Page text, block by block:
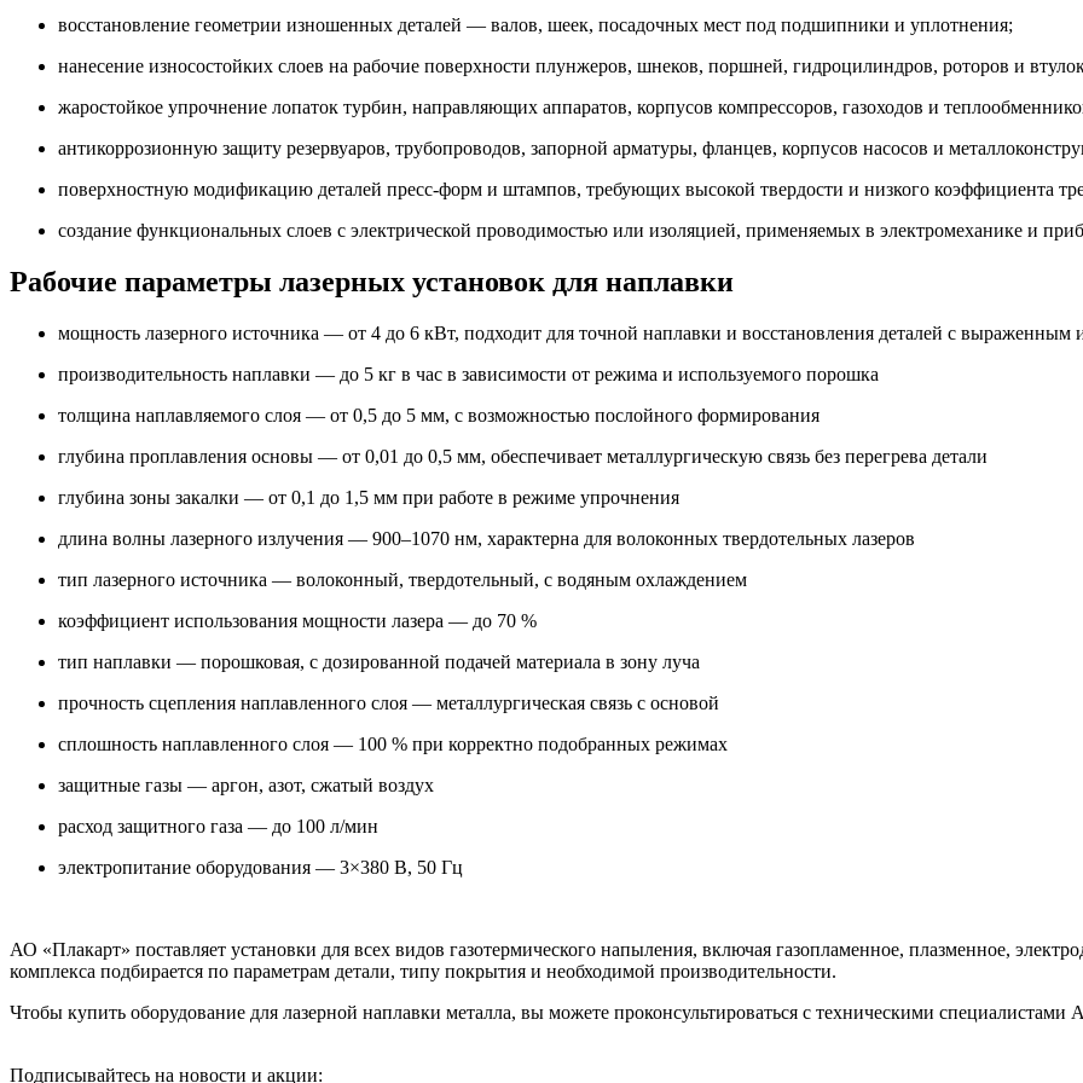
восстановление геометрии изношенных деталей — валов, шеек, посадочных мест под подшипники и уплотнения;
нанесение износостойких слоев на рабочие поверхности плунжеров, шнеков, поршней, гидроцилиндров, роторов и
жаростойкое упрочнение лопаток турбин, направляющих аппаратов, корпусов компрессоров, газоходов и
антикоррозионную защиту резервуаров, трубопроводов, запорной арматуры, фланцев, корпусов насосов и
поверхностную модификацию деталей пресс-форм и штампов, требующих высокой твердости и низкого коэффициента
создание функциональных слоев с электрической проводимостью или изоляцией, применяемых в электромеханике и
Рабочие параметры лазерных установок для наплавки
мощность лазерного источника — от 4 до 6 кВт, подходит для точной наплавки и восстановления деталей с выраженным
производительность наплавки — до 5 кг в час в зависимости от режима и используемого порошка
толщина наплавляемого слоя — от 0,5 до 5 мм, с возможностью послойного формирования
глубина проплавления основы — от 0,01 до 0,5 мм, обеспечивает металлургическую связь без перегрева детали
глубина зоны закалки — от 0,1 до 1,5 мм при работе в режиме упрочнения
длина волны лазерного излучения — 900–1070 нм, характерна для волоконных твердотельных лазеров
тип лазерного источника — волоконный, твердотельный, с водяным охлаждением
коэффициент использования мощности лазера — до 70 %
тип наплавки — порошковая, с дозированной подачей материала в зону луча
прочность сцепления наплавленного слоя — металлургическая связь с основой
сплошность наплавленного слоя — 100 % при корректно подобранных режимах
защитные газы — аргон, азот, сжатый воздух
расход защитного газа — до 100 л/мин
электропитание оборудования — 3×380 В, 50 Гц
АО «Плакарт» поставляет установки для всех видов газотермического напыления, включая газопламенное, плазменное,
комплекса подбирается по параметрам детали, типу покрытия и необходимой производительности.
Чтобы купить оборудование для лазерной наплавки металла, вы можете проконсультироваться с техническими специалистами
Подписывайтесь на новости и акции: